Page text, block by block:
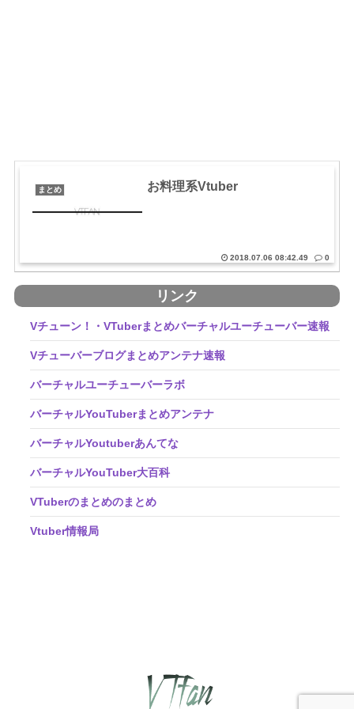
まとめ お料理系Vtuber
2018.07.06 08:42.49 0
リンク
Vチューン！・VTuberまとめバーチャルユーチューバー速報
Vチューバーブログまとめアンテナ速報
バーチャルユーチューバーラボ
バーチャルYouTuberまとめアンテナ
バーチャルYoutuberあんてな
バーチャルYouTuber大百科
VTuberのまとめのまとめ
Vtuber情報局